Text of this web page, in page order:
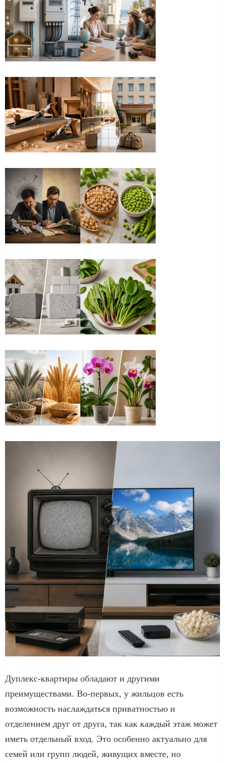
Дуплекс-квартиры обладают и другими
преимуществами. Во-первых, у жильцов есть
возможность наслаждаться приватностью и
отделением друг от друга, так как каждый этаж может
иметь отдельный вход. Это особенно актуально для
семей или групп людей, живущих вместе, но